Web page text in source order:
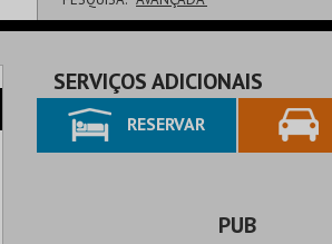
SALA
SERVIÇOS ADICIONAIS
RESERVAR
PUB